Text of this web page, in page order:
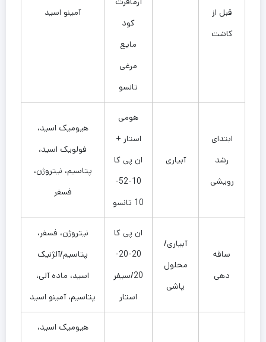
قبل از
کاشت
کود
مایع
مرغی
تانسو
آمینو اسید
ابتدای
رشد
رویشی
آبیاری
هومی
استار +
ان پی کا
10-52-
10 تانسو
هیومیک اسید،
فولویک اسید،
پتاسیم، نیتروژن،
فسفر
ساقه
دهی
آبیاری/
محلول
پاشی
ان پی کا
20-20-
20/سیفر
استار
نیتروژن، فسفر،
پتاسیم/آلژنیک
اسید، ماده آلی،
پتاسیم، آمینو اسید
هیومیک اسید،